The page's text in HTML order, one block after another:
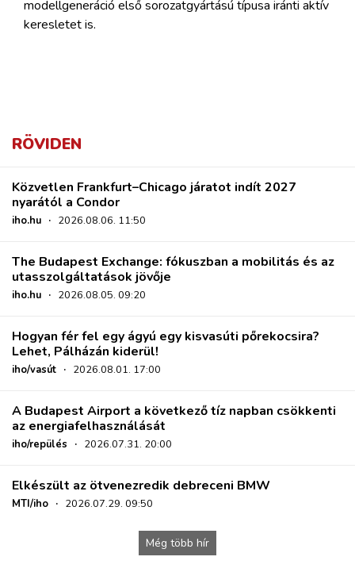
modellgeneráció első sorozatgyártású típusa iránti aktív
keresletet is.
RÖVIDEN
Közvetlen Frankfurt–Chicago járatot indít 2027
nyarától a Condor
iho.hu · 2026.08.06. 11:50
The Budapest Exchange: fókuszban a mobilitás és az
utasszolgáltatások jövője
iho.hu · 2026.08.05. 09:20
Hogyan fér fel egy ágyú egy kisvasúti pőrekocsira?
Lehet, Pálházán kiderül!
iho/vasút · 2026.08.01. 17:00
A Budapest Airport a következő tíz napban csökkenti
az energiafelhasználását
iho/repülés · 2026.07.31. 20:00
Elkészült az ötvenezredik debreceni BMW
MTI/iho · 2026.07.29. 09:50
Még több hír